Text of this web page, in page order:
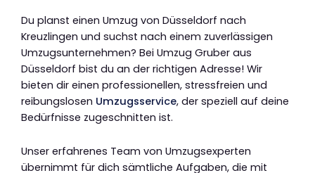
Du planst einen Umzug von Düsseldorf nach
Kreuzlingen und suchst nach einem zuverlässigen
Umzugsunternehmen? Bei Umzug Gruber aus
Düsseldorf bist du an der richtigen Adresse! Wir
bieten dir einen professionellen, stressfreien und
reibungslosen Umzugsservice, der speziell auf deine
Bedürfnisse zugeschnitten ist.
Unser erfahrenes Team von Umzugsexperten
übernimmt für dich sämtliche Aufgaben, die mit